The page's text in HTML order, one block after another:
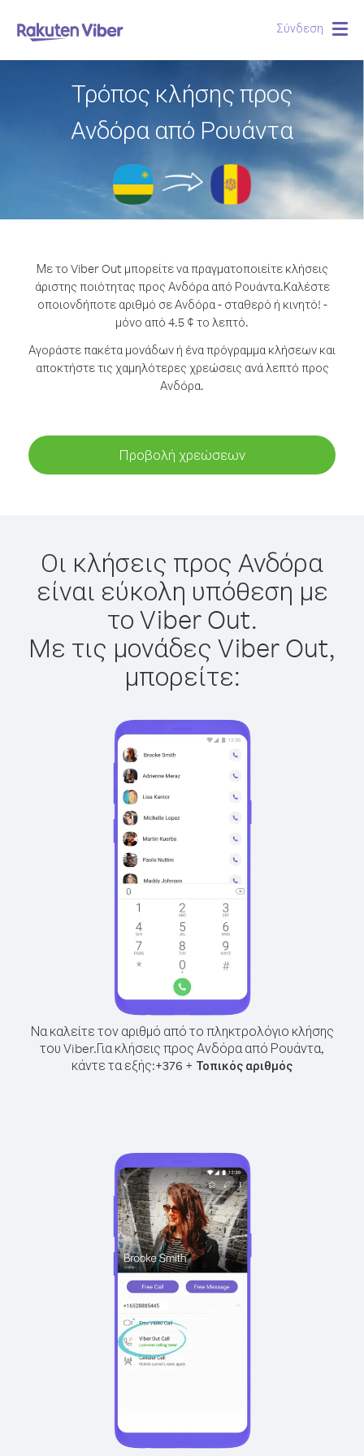
Σύνδεση
Τρόπος κλήσης προς
Ανδόρα από Ρουάντα
Με το Viber Out μπορείτε να πραγματοποιείτε κλήσεις
άριστης ποιότητας προς Ανδόρα από Ρουάντα.Καλέστε
οποιονδήποτε αριθμό σε Ανδόρα - σταθερό ή κινητό! -
μόνο από 4.5 ¢ το λεπτό.
Αγοράστε πακέτα μονάδων ή ένα πρόγραμμα κλήσεων και
αποκτήστε τις χαμηλότερες χρεώσεις ανά λεπτό προς
Ανδόρα.
Προβολή χρεώσεων
Οι κλήσεις προς Ανδόρα
είναι εύκολη υπόθεση με
το Viber Out.
Με τις μονάδες Viber Out,
μπορείτε:
Να καλείτε τον αριθμό από το πληκτρολόγιο κλήσης
του Viber.Για κλήσεις προς Ανδόρα από Ρουάντα,
κάντε τα εξής:+376 + Τοπικός αριθμός